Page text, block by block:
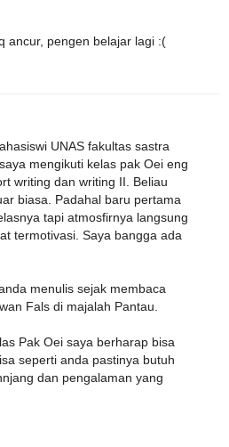
ancur, pengen belajar lagi :(
UNAS fakultas sastra
mengikuti kelas pak Oei eng
writing dan writing II. Beliau
biasa. Padahal baru pertama
tapi atmosfirnya langsung
termotivasi. Saya bangga ada
menulis sejak membaca
Fals di majalah Pantau.
Pak Oei saya berharap bisa
seperti anda pastinya butuh
dan pengalaman yang